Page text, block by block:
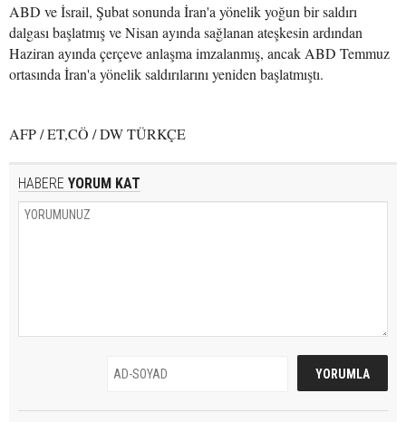
ABD ve İsrail, Şubat sonunda İran'a yönelik yoğun bir saldırı
dalgası başlatmış ve Nisan ayında sağlanan ateşkesin ardından
Haziran ayında çerçeve anlaşma imzalanmış, ancak ABD Temmuz
ortasında İran'a yönelik saldırılarını yeniden başlatmıştı.
AFP / ET,CÖ / DW TÜRKÇE
HABERE YORUM KAT